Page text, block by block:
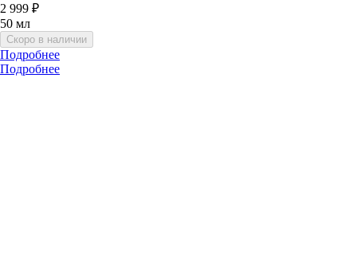
2 999 ₽
50 мл
Скоро в наличии
Подробнее
Подробнее